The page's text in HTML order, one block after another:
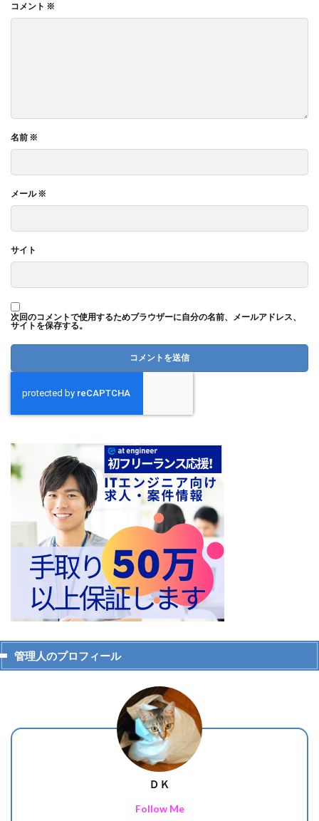
コメント ※
名前 ※
メール※
サイト
次回のコメントで使用するためブラウザーに自分の名前、メールアドレス、
サイトを保存する。
管理人のプロフィール
ＤＫ
Follow Me